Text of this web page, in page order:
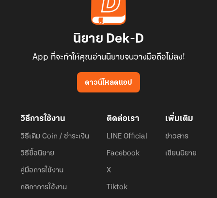
นิยาย Dek-D
App ที่จะทำให้คุณอ่านนิยายจนวางมือถือไม่ลง!
ดาวน์โหลดแอป
วิธีการใช้งาน
วิธีเติม Coin / ชำระเงิน
วิธีซื้อนิยาย
คู่มือการใช้งาน
กติกาการใช้งาน
ติดต่อเรา
LINE Official
Facebook
X
Tiktok
เพิ่มเติม
ข่าวสาร
เขียนนิยาย